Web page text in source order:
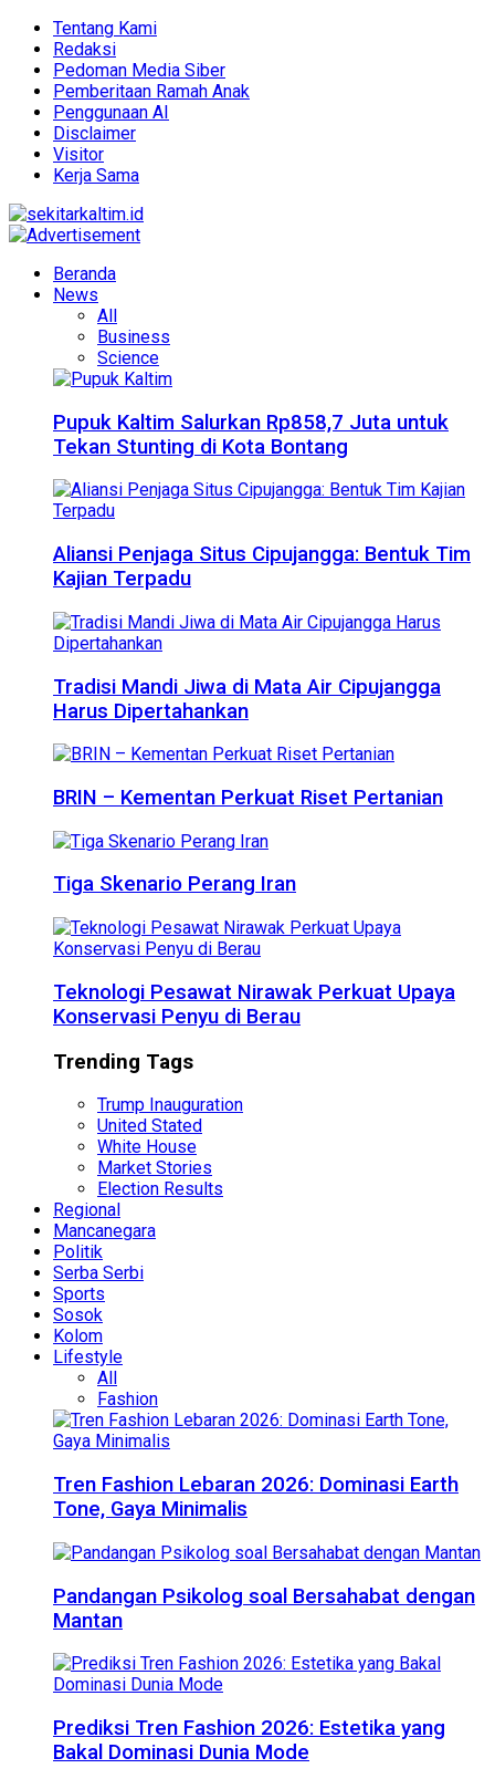
Tentang Kami
Redaksi
Pedoman Media Siber
Pemberitaan Ramah Anak
Penggunaan AI
Disclaimer
Visitor
Kerja Sama
Beranda
News
All
Business
Science
Pupuk Kaltim Salurkan Rp858,7 Juta untuk
Tekan Stunting di Kota Bontang
Aliansi Penjaga Situs Cipujangga: Bentuk Tim
Kajian Terpadu
Tradisi Mandi Jiwa di Mata Air Cipujangga
Harus Dipertahankan
BRIN – Kementan Perkuat Riset Pertanian
Tiga Skenario Perang Iran
Teknologi Pesawat Nirawak Perkuat Upaya
Konservasi Penyu di Berau
Trending Tags
Trump Inauguration
United Stated
White House
Market Stories
Election Results
Regional
Mancanegara
Politik
Serba Serbi
Sports
Sosok
Kolom
Lifestyle
All
Fashion
Tren Fashion Lebaran 2026: Dominasi Earth
Tone, Gaya Minimalis
Pandangan Psikolog soal Bersahabat dengan
Mantan
Prediksi Tren Fashion 2026: Estetika yang
Bakal Dominasi Dunia Mode